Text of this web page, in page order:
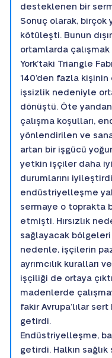
desteklenen bir
Sonuç olarak, birçok
kötüleşti. Bunun
ortamlarda çalışmak
York’taki Triangle
140’den fazla
işsizlik nedeniyle
dönüştü. Öte
çalışma koşulları,
yönlendirilen ve
artan bir işgücü
yetkin işçiler daha
durumlarını
endüstriyelleşme
sermaye o toprakta
etmişti. Hırsızlık
sağlayacak
nedenle, işçilerin
ayrımcılık kuralları
işçiliği de ortaya
madenlerde
fakir Avrupa’lılar
getirdi.
Endüstriyelleşme,
getirdi. Halkın